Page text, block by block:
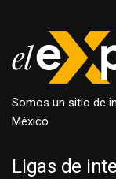
Somos un sitio de
México
Ligas de